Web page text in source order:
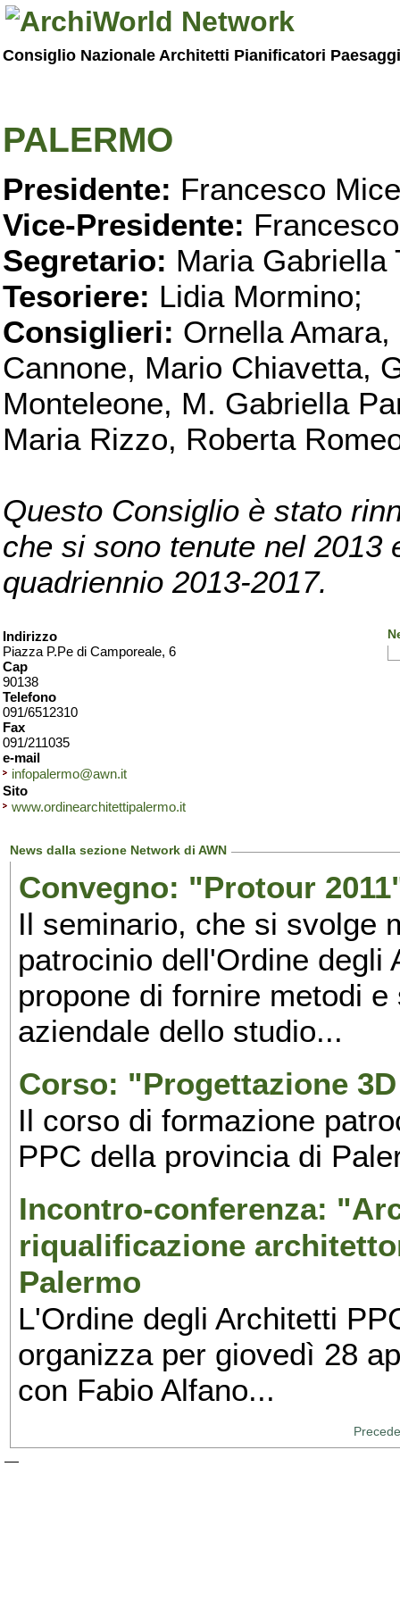
Consiglio Nazionale Architetti Pianificatori
PALERMO
Presidente: Francesco
Vice-Presidente:
Segretario: Maria Gabriella
Tesoriere: Lidia Mormino;
Consiglieri: Ornella
Cannone, Mario Chiavetta,
Monteleone, M. Gabriella
Maria Rizzo, Roberta
Questo Consiglio è stato
che si sono tenute nel 2013
quadriennio 2013-2017.
Indirizzo
Piazza P.Pe di Camporeale, 6
Cap
90138
Telefono
091/6512310
Fax
091/211035
e-mail
infopalermo@awn.it
Sito
www.ordinearchitettipalermo.it
News dalla sezione Network di AWN
Convegno: "Protour
Il seminario, che si svolge
patrocinio dell'Ordine degli
propone di fornire metodi
aziendale dello studio...
Corso: "Progettazione
Il corso di formazione
PPC della provincia di
Incontro-conferenza:
riqualificazione
Palermo
L'Ordine degli Architetti
organizza per giovedì 28
con Fabio Alfano...